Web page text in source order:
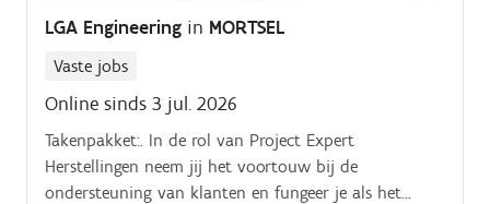
LGA Engineering in MORTSEL
Vaste jobs
Online sinds 3 jul. 2026
Takenpakket:. In de rol van Project Expert
Herstellingen neem jij het voortouw bij de
ondersteuning van klanten en fungeer je als het